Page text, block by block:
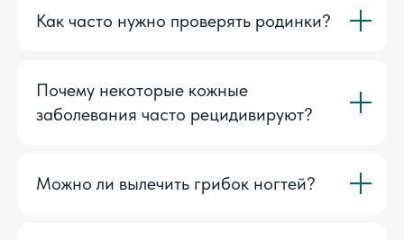
Как часто нужно проверять родинки?
Почему некоторые кожные
заболевания часто рецидивируют?
Можно ли вылечить грибок ногтей?